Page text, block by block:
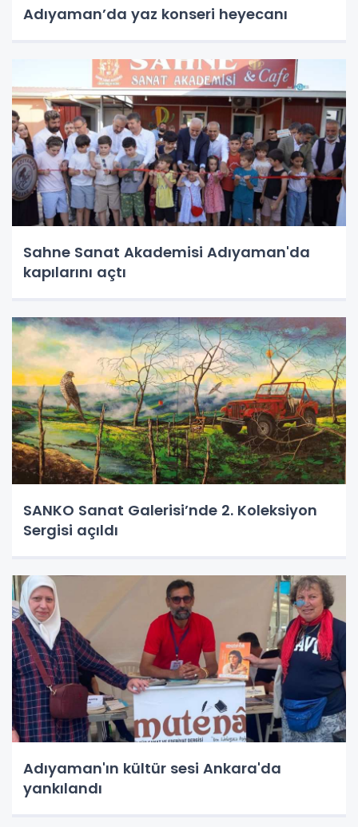
Adıyaman’da yaz konseri heyecanı
Sahne Sanat Akademisi Adıyaman'da
kapılarını açtı
SANKO Sanat Galerisi’nde 2. Koleksiyon
Sergisi açıldı
Adıyaman'ın kültür sesi Ankara'da
yankılandı